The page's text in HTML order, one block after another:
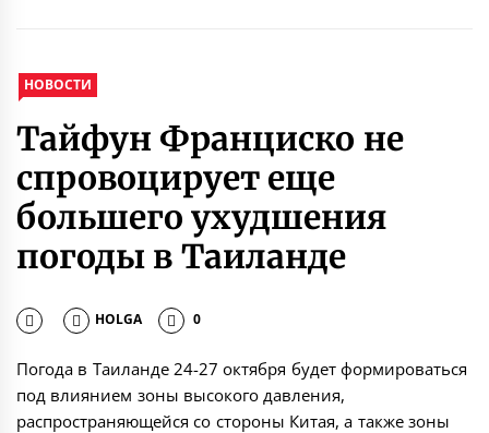
НОВОСТИ
Тайфун Франциско не
спровоцирует еще
большего ухудшения
погоды в Таиланде
HOLGA 0
Погода в Таиланде 24-27 октября будет формироваться
под влиянием зоны высокого давления,
распространяющейся со стороны Китая, а также зоны